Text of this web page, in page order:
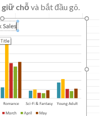
giữ chỗ và bắt đầu gõ.